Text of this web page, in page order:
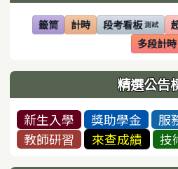
籤筒
(另開視窗)
計時
(另開視窗)段考看板 測試
(另開視窗) (
多段計時
(另開視
精選公告
新生入學 獎助學金 服
教師研習
來查成績 技